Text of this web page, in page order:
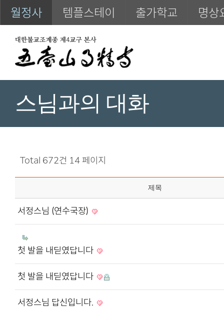
월정사 템플스테이 출가학교 명상
스님과의 대화
Total 672건 14 페이지
제목
서정스님 (연수국장)
첫 발을 내딛였답니다
첫 발을 내딛였답니다
서정스님 답신입니다.